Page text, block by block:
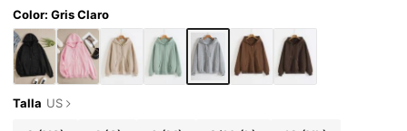
Color: Gris Claro
Talla US